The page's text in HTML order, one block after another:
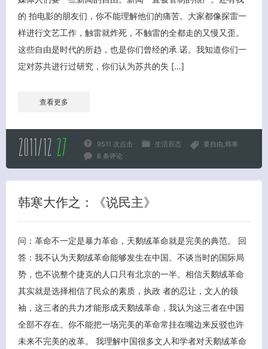
的 拍电影的朋友们，你不能理解他们的痛苦。大家都像探雷一
样进行文艺工作，触雷就炸死，不触雷的全都走的又慢又歪。
这些自由是时代的所趋，也是你们曾经的承 诺。我知道你们一
定对苏共进行过研究，你们认为苏共的失 […]
查看更多
2011/12 27 9511 次点击 生活百态 要自由 韩寒
8 条评论
韩寒大作之：《说民主》
问：革命不一定是暴力革命，天鹅绒革命就是完美的典范。 回
答：我不认为天鹅绒革命能够发生在中国。不谈当时的国际局
势，也不说整个捷克的人口只有北京的一半。相信天鹅绒革命
其实就是选择相信了民众的素质，执政 者的忍让，文人的领
袖，这三者的共力才能形成天鹅绒革命，我认为这三者在中国
全部不存在。你不能把一场完美的革命常挂在嘴边来反驳也许
未来不完美的改革。 我理解中国很多文人和学者对天鹅绒革命